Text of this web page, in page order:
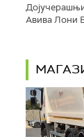
Авива Лони